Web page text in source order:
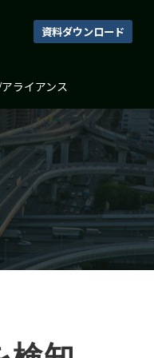
資料ダウンロード
ライアンス